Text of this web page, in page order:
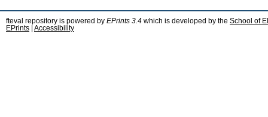
fteval repository is powered by EPrints 3.4 which is developed by the School of
EPrints
Accessibility